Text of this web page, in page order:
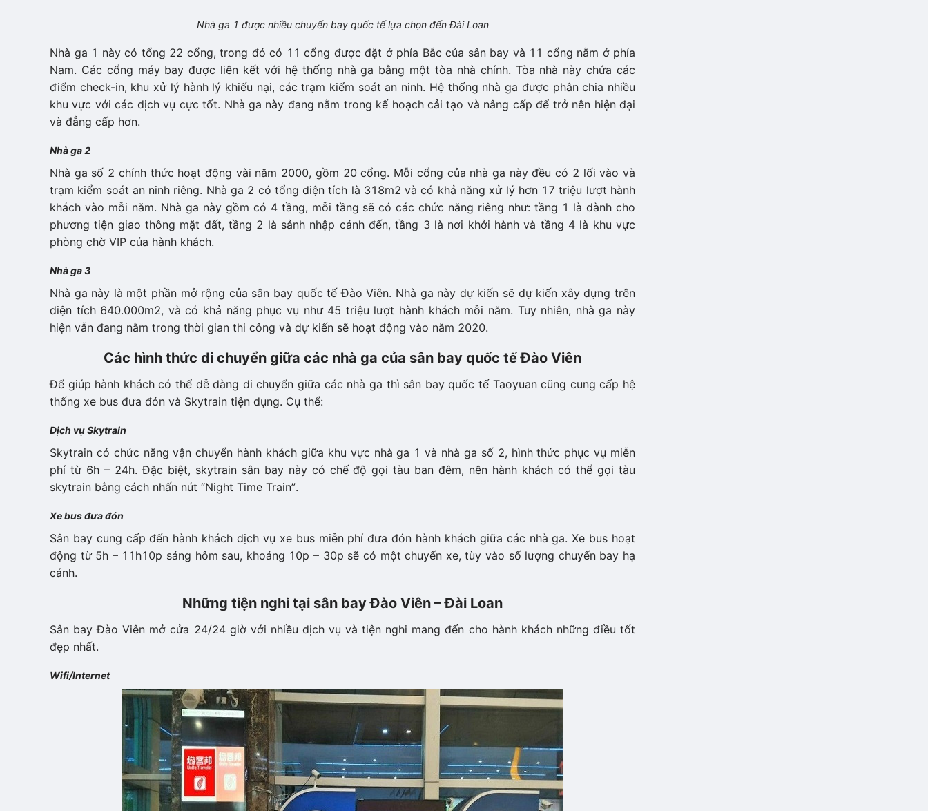
Nhà ga 1 được nhiều chuyến bay quốc tế lựa chọn đến Đài Loan
Nhà ga 1 này có tổng 22 cổng, trong đó có 11 cổng được đặt ở phía Bắc của sân bay và 11 cổng nằm ở phía
Nam. Các cổng máy bay được liên kết với hệ thống nhà ga bằng một tòa nhà chính. Tòa nhà này chứa các
điểm check-in, khu xử lý hành lý khiếu nại, các trạm kiểm soát an ninh. Hệ thống nhà ga được phân chia nhiều
khu vực với các dịch vụ cực tốt. Nhà ga này đang nằm trong kế hoạch cải tạo và nâng cấp để trở nên hiện đại
và đẳng cấp hơn.
Nhà ga 2
Nhà ga số 2 chính thức hoạt động vài năm 2000, gồm 20 cổng. Mỗi cổng của nhà ga này đều có 2 lối vào và
trạm kiểm soát an ninh riêng. Nhà ga 2 có tổng diện tích là 318m2 và có khả năng xử lý hơn 17 triệu lượt hành
khách vào mỗi năm. Nhà ga này gồm có 4 tầng, mỗi tầng sẽ có các chức năng riêng như: tầng 1 là dành cho
phương tiện giao thông mặt đất, tầng 2 là sảnh nhập cảnh đến, tầng 3 là nơi khởi hành và tầng 4 là khu vực
phòng chờ VIP của hành khách.
Nhà ga 3
Nhà ga này là một phần mở rộng của sân bay quốc tế Đào Viên. Nhà ga này dự kiến sẽ dự kiến xây dựng trên
diện tích 640.000m2, và có khả năng phục vụ như 45 triệu lượt hành khách mỗi năm. Tuy nhiên, nhà ga này
hiện vẫn đang nằm trong thời gian thi công và dự kiến sẽ hoạt động vào năm 2020.
Các hình thức di chuyển giữa các nhà ga của sân bay quốc tế Đào Viên
Để giúp hành khách có thể dễ dàng di chuyển giữa các nhà ga thì sân bay quốc tế Taoyuan cũng cung cấp hệ
thống xe bus đưa đón và Skytrain tiện dụng. Cụ thể:
Dịch vụ Skytrain
Skytrain có chức năng vận chuyển hành khách giữa khu vực nhà ga 1 và nhà ga số 2, hình thức phục vụ miễn
phí từ 6h – 24h. Đặc biệt, skytrain sân bay này có chế độ gọi tàu ban đêm, nên hành khách có thể gọi tàu
skytrain bằng cách nhấn nút “Night Time Train”.
Xe bus đưa đón
Sân bay cung cấp đến hành khách dịch vụ xe bus miễn phí đưa đón hành khách giữa các nhà ga. Xe bus hoạt
động từ 5h – 11h10p sáng hôm sau, khoảng 10p – 30p sẽ có một chuyến xe, tùy vào số lượng chuyến bay hạ
cánh.
Những tiện nghi tại sân bay Đào Viên – Đài Loan
Sân bay Đào Viên mở cửa 24/24 giờ với nhiều dịch vụ và tiện nghi mang đến cho hành khách những điều tốt
đẹp nhất.
Wifi/Internet